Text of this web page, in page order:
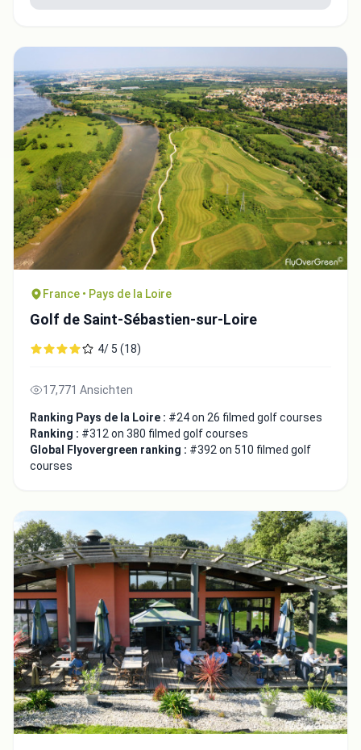
France • Pays de la Loire
Golf de Saint-Sébastien-sur-Loire
4/ 5 (18)
17,771 Ansichten
Ranking Pays de la Loire : #24 on 26 filmed golf courses
Ranking : #312 on 380 filmed golf courses
Global Flyovergreen ranking : #392 on 510 filmed golf
courses